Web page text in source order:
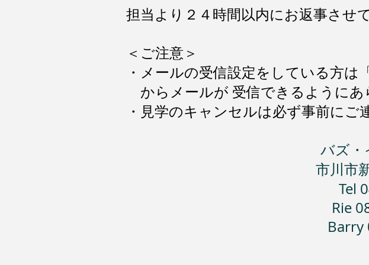
担当より２４時間以内にお返事させ
＜ご注意＞
・メールの受信設定をしている方は
からメールが 受信できるようにあ
・見学のキャンセルは必ず事前にご
バズ・
市川市
Tel
Rie
Barry